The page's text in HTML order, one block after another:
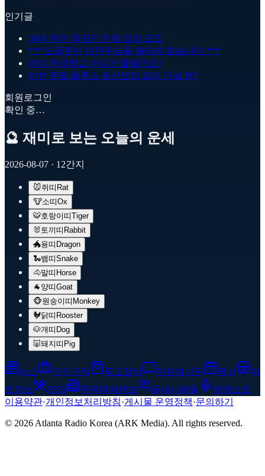
인기글
30대 한인 직장인 친목 모임 모집
*** 도움주신 이민우님을 애타게 찾습니다 ***
아이 한국학교 어디가 좋을까요?
이번 주말 둘루스 등산모임 같이 가실 분!
회원로그인
확인 중…
🔮 재미로 보는 오늘의 운세
2026-08-07 · 12간지
🐭쥐띠 Rat
🐮소띠Ox
🐯호랑이띠Tiger
🐰 토끼띠 Rabbit
🐲용띠 Dragon
🐍뱀띠Snake
🐴말띠 Horse
🐐 양띠Goat
🐵원숭이띠 Monkey
🐓닭띠 Rooster
🐶개띠 Dog
🐷돼지띠 Pig
뉴스 구인구직 중고장터 자유게시판 행사
마
트정보
맛집 주택매매렌트 동네사람들
팟캐스트
이용약관·개인정보처리방침·게시물 운영정책·문의하기
© 2026 Atlanta Radio Korea (ARK Media). All rights reserved.